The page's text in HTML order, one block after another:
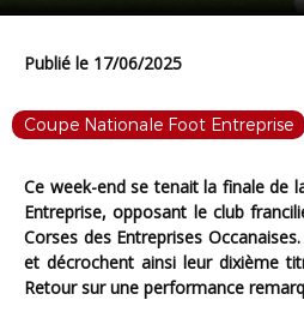
Publié le 17/06/2025
Coupe Nationale Foot Entreprise
Ce week-end se tenait la finale de la Coupe Nationale Football
Entreprise, opposant le club
Corses des Entreprises
et décrochent ainsi leur dixième
Retour sur une performance